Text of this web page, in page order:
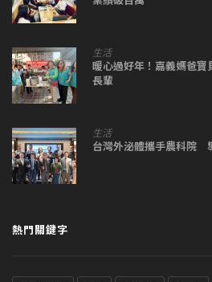
生活
暖心過好年！嘉義媽爸
長輩
生活
台灣外泌體攜手農科院
熱門關鍵字